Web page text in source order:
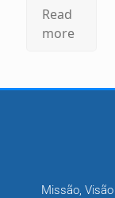
Read
more
Missão,